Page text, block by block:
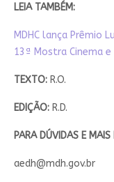
LEIA TAMBÉM:
MDHC lança Prêmio
13ª Mostra Cinema
TEXTO: R.O.
EDIÇÃO: R.D.
PARA DÚVIDAS E MAIS
aedh@mdh.gov.br